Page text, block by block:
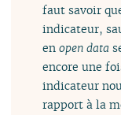
faut savoir
indicateur,
enopen data
encore une
indicateur
rapport à la